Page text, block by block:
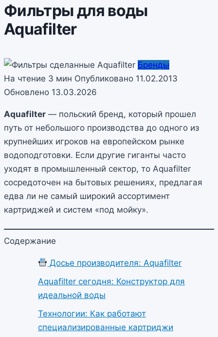
Фильтры для воды
Aquafilter
Бренды
На чтение 3 мин Опубликовано 11.02.2013
Обновлено 13.03.2026
Aquafilter — польский бренд, который прошел
путь от небольшого производства до одного из
крупнейших игроков на европейском рынке
водоподготовки. Если другие гиганты часто
уходят в промышленный сектор, то Aquafilter
сосредоточен на бытовых решениях, предлагая
едва ли не самый широкий ассортимент
картриджей и систем «под мойку».
Содержание
Досье производителя: Aquafilter
Aquafilter сегодня: Конструктор для
идеальной воды
Технологии: Как работают
специализированные картриджи